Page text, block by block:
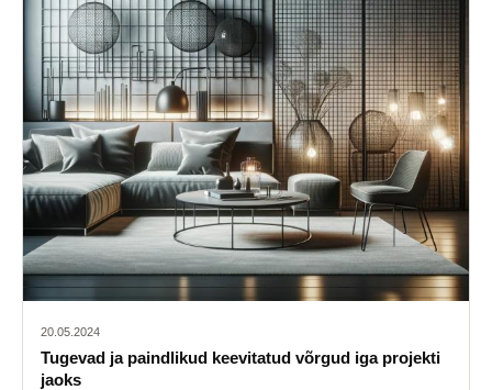
20.05.2024
Tugevad ja paindlikud keevitatud võrgud iga projekti
jaoks